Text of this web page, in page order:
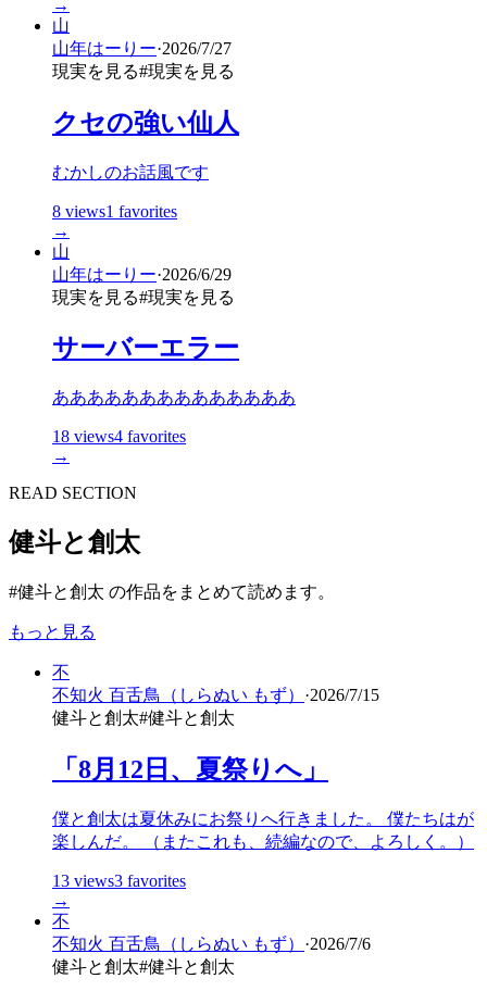
→
山
山年はーりー·2026/7/27
現実を見る#現実を見る
クセの強い仙人
むかしのお話風です
8 views1 favorites
→
山
山年はーりー·2026/6/29
現実を見る#現実を見る
サーバーエラー
ああああああああああああああ
18 views4 favorites
→
READ SECTION
健斗と創太
#健斗と創太 の作品をまとめて読めます。
もっと見る
不
不知火 百舌鳥（しらぬい もず） ·2026/7/15
健斗と創太#健斗と創太
「8月12日、夏祭りへ」
僕と創太は夏休みにお祭りへ行きました。 僕たちはが
楽しんだ。 （またこれも、続編なので、よろしく。）
13 views3 favorites
→
不
不知火 百舌鳥（しらぬい もず） ·2026/7/6
健斗と創太#健斗と創太